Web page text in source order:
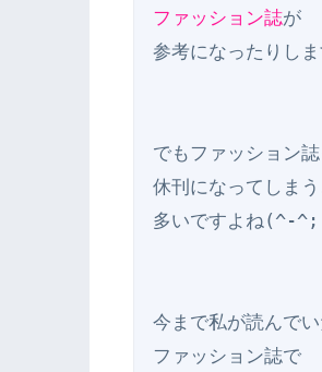
ファッション誌が
参考になったりしま
でもファッション誌
休刊になってしまう
多いですよね(^-^;
今まで私が読んでい
ファッション誌で